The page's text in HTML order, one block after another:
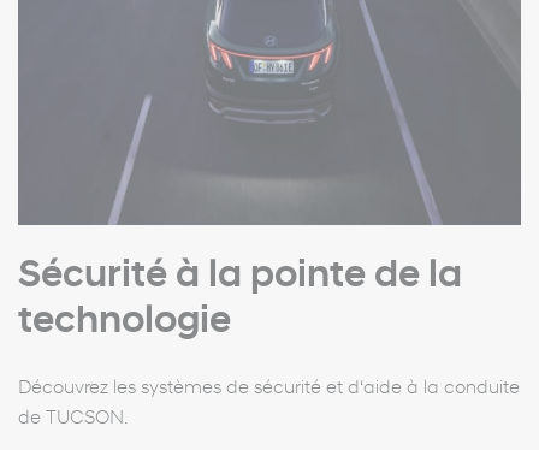
Sécurité à la pointe de la
technologie
Découvrez les systèmes de sécurité et d‘aide à la conduite
de TUCSON.